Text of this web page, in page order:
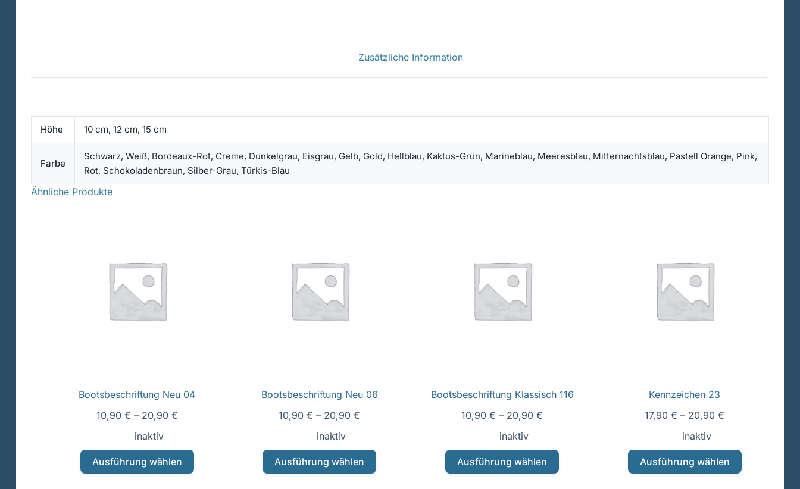
Zusätzliche Information
Höhe 10 cm, 12 cm, 15 cm
Farbe
Schwarz, Weiß, Bordeaux-Rot, Creme, Dunkelgrau, Eisgrau, Gelb, Gold, Hellblau, Kaktus-Grün, Marineblau, Meeresblau, Mitternachtsblau, Pastell Orange, Pink,
Rot, Schokoladenbraun, Silber-Grau, Türkis-Blau
Ähnliche Produkte
Bootsbeschriftung Neu 04
10,90 € – 20,90 €
inaktiv
Ausführung wählen
Dieses
Produkt
Bootsbeschriftung Neu 06
10,90€ – 20,90€
inaktiv
Ausführung wählen
Dieses
Produkt
Bootsbeschriftung Klassisch 116
10,90€ – 20,90€
inaktiv
Ausführung wählen
Dieses
Produkt
Kennzeichen 23
17,90€ – 20,90€
inaktiv
Ausführung wählen
Dieses
Produkt